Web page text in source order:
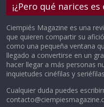
¡¿Pero qué narices es
Ciempiés Magazine es una
que quieren compartir su
como una pequeña ventana
llegado a convertirse en un
hacer llegar a más personas
inquietudes cinéfilas y
Cualquier duda puedes